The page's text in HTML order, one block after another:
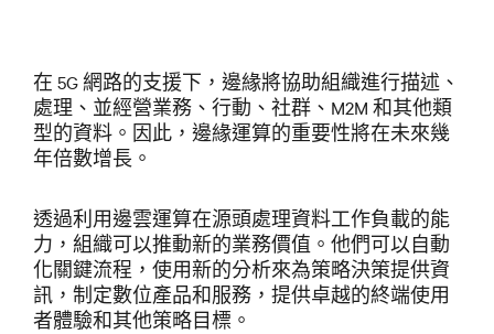
在 5G 網路的支援下，邊緣將協助組織進行描述、
處理、並經營業務、行動、社群、M2M 和其他類
型的資料。因此，邊緣運算的重要性將在未來幾
年倍數增長。
透過利用邊雲運算在源頭處理資料工作負載的能
力，組織可以推動新的業務價值。他們可以自動
化關鍵流程，使用新的分析來為策略決策提供資
訊，制定數位產品和服務，提供卓越的終端使用
者體驗和其他策略目標。